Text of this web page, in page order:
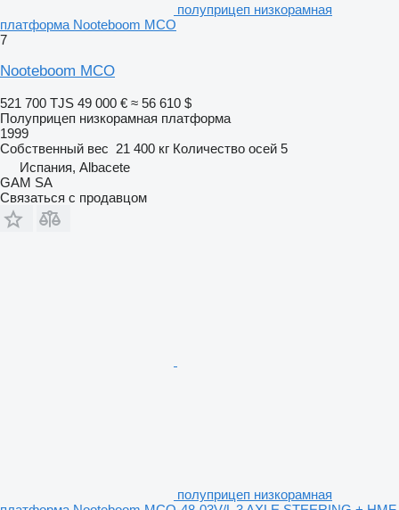
полуприцеп низкорамная
платформа Nooteboom MCO
7
Nooteboom MCO
521 700 TJS 49 000 € ≈ 56 610 $
Полуприцеп низкорамная платформа
1999
Собственный вес 21 400 кг Количество осей 5
Испания, Albacete
GAM SA
Связаться с продавцом
полуприцеп низкорамная